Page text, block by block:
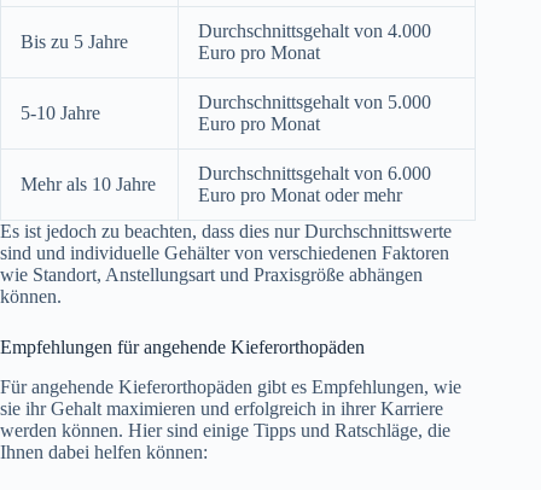
Bis zu 5 Jahre
Durchschnittsgehalt von 4.000
Euro pro Monat
5-10 Jahre
Durchschnittsgehalt von 5.000
Euro pro Monat
Mehr als 10 Jahre
Durchschnittsgehalt von 6.000
Euro pro Monat oder mehr
Es ist jedoch zu beachten, dass dies nur Durchschnittswerte
sind und individuelle Gehälter von verschiedenen Faktoren
wie Standort, Anstellungsart und Praxisgröße abhängen
können.
Empfehlungen für angehende Kieferorthopäden
Für angehende Kieferorthopäden gibt es Empfehlungen, wie
sie ihr Gehalt maximieren und erfolgreich in ihrer Karriere
werden können. Hier sind einige Tipps und Ratschläge, die
Ihnen dabei helfen können: